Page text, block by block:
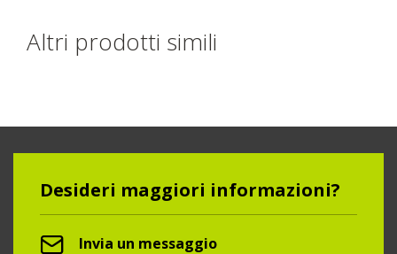
Altri prodotti simili
Desideri maggiori informazioni?
Invia un messaggio